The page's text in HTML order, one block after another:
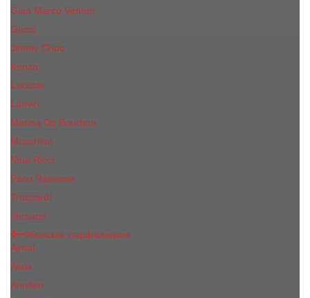
Gian Marco Venturi
Gucci
Jimmy Choo
Kenzo
Lacoste
Lanvin
Marina De Bourbon
Moschino
Nina Ricci
Paco Rabanne
Trussardi
Versace
Женская парфюмерия
Ajmal
Alaia
Annifen